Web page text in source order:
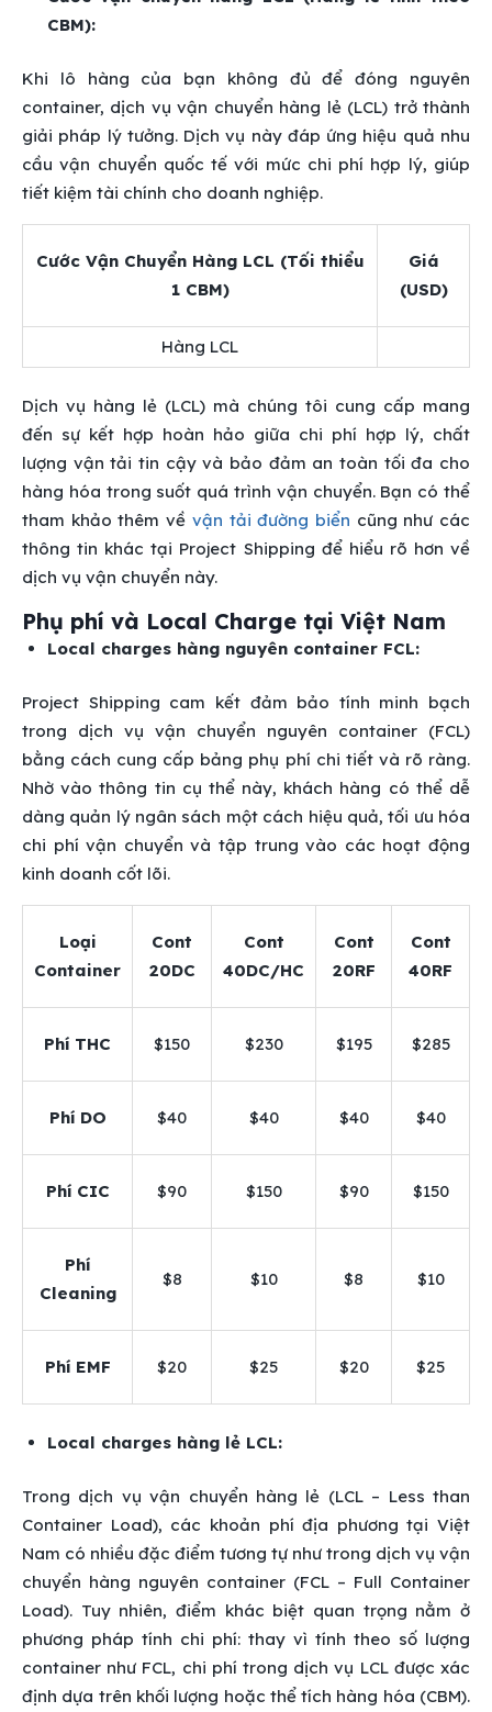
CBM):
Khi lô hàng của bạn không đủ để đóng nguyên
container, dịch vụ vận chuyển hàng lẻ (LCL) trở thành
giải pháp lý tưởng. Dịch vụ này đáp ứng hiệu quả nhu
cầu vận chuyển quốc tế với mức chi phí hợp lý, giúp
tiết kiệm tài chính cho doanh nghiệp.
Cước Vận Chuyển Hàng LCL (Tối thiểu
1 CBM)
Giá
(USD)
Hàng LCL
Dịch vụ hàng lẻ (LCL) mà chúng tôi cung cấp mang
đến sự kết hợp hoàn hảo giữa chi phí hợp lý, chất
lượng vận tải tin cậy và bảo đảm an toàn tối đa cho
hàng hóa trong suốt quá trình vận chuyển. Bạn có thể
tham khảo thêm về vận tải đường biển cũng như các
thông tin khác tại Project Shipping để hiểu rõ hơn về
dịch vụ vận chuyển này.
Phụ phí và Local Charge tại Việt Nam
Local charges hàng nguyên container FCL:
Project Shipping cam kết đảm bảo tính minh bạch
trong dịch vụ vận chuyển nguyên container (FCL)
bằng cách cung cấp bảng phụ phí chi tiết và rõ ràng.
Nhờ vào thông tin cụ thể này, khách hàng có thể dễ
dàng quản lý ngân sách một cách hiệu quả, tối ưu hóa
chi phí vận chuyển và tập trung vào các hoạt động
kinh doanh cốt lõi.
Loại
Container
Cont
20DC
Cont
40DC/HC
Cont
20RF
Cont
40RF
Phí THC $150 $230 $195 $285
Phí DO $40 $40 $40 $40
Phí CIC $90 $150 $90 $150
Phí
Cleaning
$8 $10 $8 $10
Phí EMF $20 $25 $20 $25
Local charges hàng lẻ LCL:
Trong dịch vụ vận chuyển hàng lẻ (LCL – Less than
Container Load), các khoản phí địa phương tại Việt
Nam có nhiều đặc điểm tương tự như trong dịch vụ vận
chuyển hàng nguyên container (FCL – Full Container
Load). Tuy nhiên, điểm khác biệt quan trọng nằm ở
phương pháp tính chi phí: thay vì tính theo số lượng
container như FCL, chi phí trong dịch vụ LCL được xác
định dựa trên khối lượng hoặc thể tích hàng hóa (CBM).